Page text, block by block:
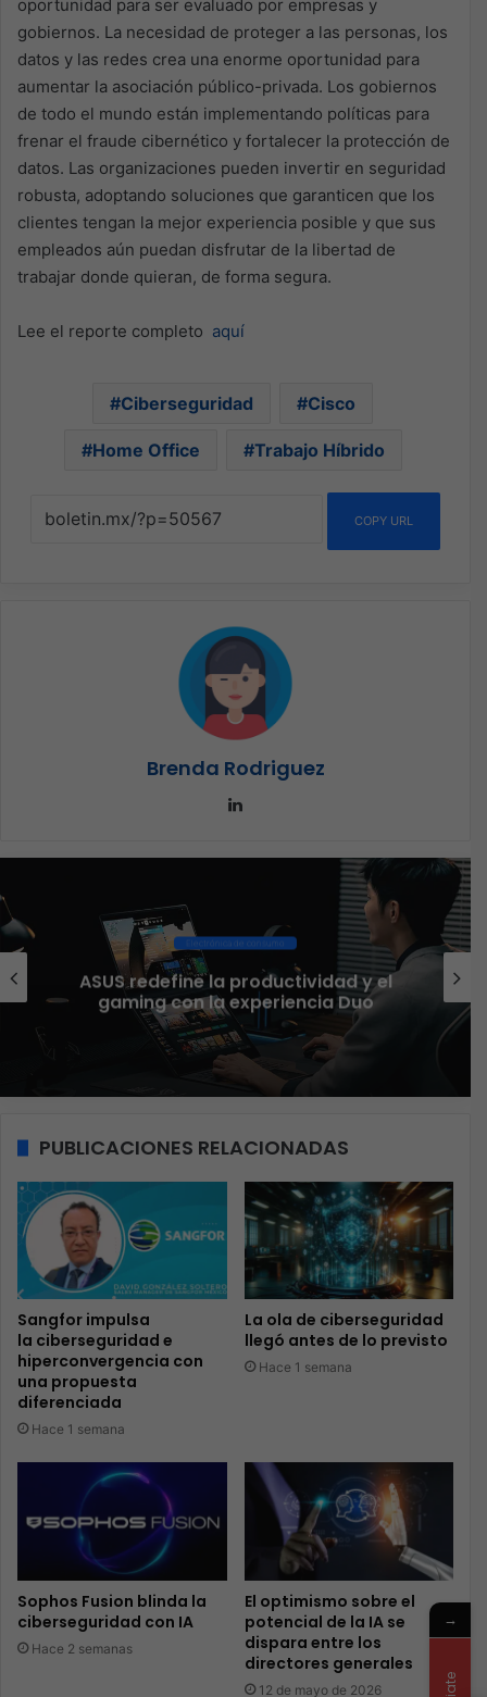
oportunidad para ser evaluado por empresas y
gobiernos. La necesidad de proteger a las personas, los
datos y las redes crea una enorme oportunidad para
aumentar la asociación público-privada. Los gobiernos
de todo el mundo están implementando políticas para
frenar el fraude cibernético y fortalecer la protección de
datos. Las organizaciones pueden invertir en seguridad
robusta, adoptando soluciones que garanticen que los
clientes tengan la mejor experiencia posible y que sus
empleados aún puedan disfrutar de la libertad de
trabajar donde quieran, de forma segura.
Lee el reporte completo aquí
Ciberseguridad Cisco
Home Office Trabajo Híbrido
COPY URL
Brenda Rodriguez
Ciberseguridad
El 73% de las empresas en LATAM
aseguran que el phishing sigue
funcionando
PUBLICACIONES RELACIONADAS
Sangfor impulsa
la ciberseguridad e
hiperconvergencia con
una propuesta
diferenciada
Hace 1 semana
La ola de ciberseguridad
llegó antes de lo previsto
Hace 1 semana
Sophos Fusion blinda la
ciberseguridad con IA
Hace 2 semanas
El optimismo sobre el
potencial de la IA se
dispara entre los
directores generales
12 de mayo de 2026
→